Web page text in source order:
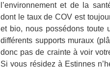
l’environnement et de la
dont le taux de COV est
et bio, nous possédons toute
différents supports muraux
donc pas de crainte à voir
Si vous résidez à Estinnes